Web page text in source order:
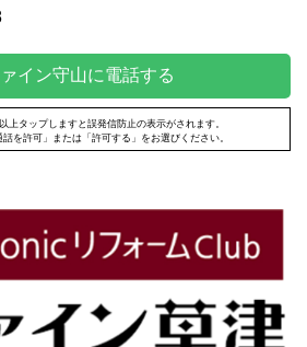
イン守山に電話する
上タップしますと誤発信防止の表示がされます。
を許可」または「許可する」をお選びください。